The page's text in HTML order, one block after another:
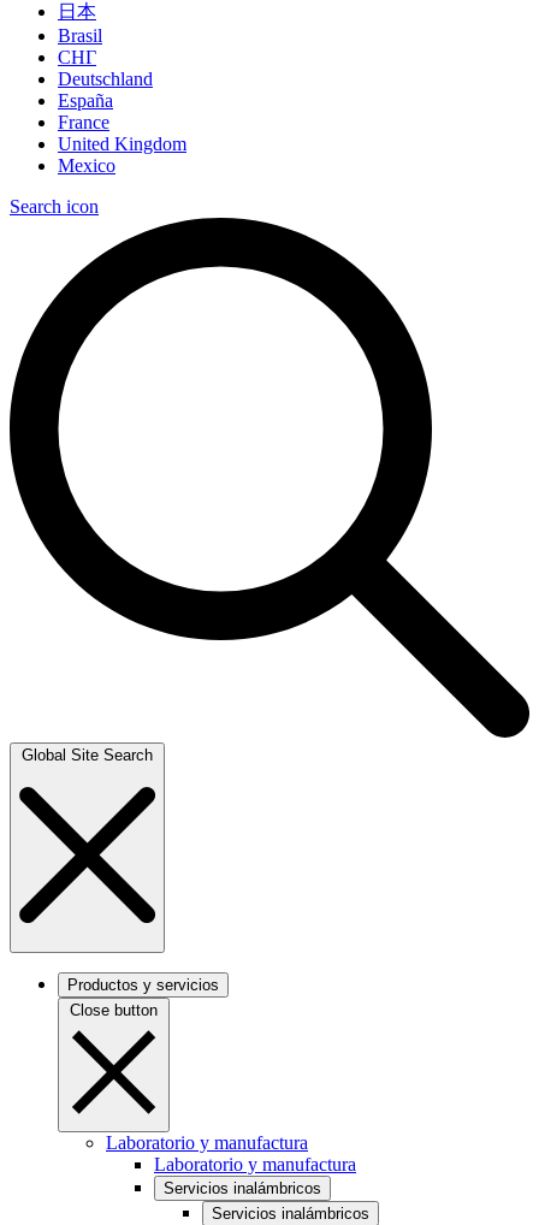
日本
Brasil
СНГ
Deutschland
España
France
United Kingdom
Mexico
Search icon
Global Site Search
Productos y servicios
Close button
Laboratorio y manufactura
Laboratorio y manufactura
Servicios inalámbricos
Servicios inalámbricos